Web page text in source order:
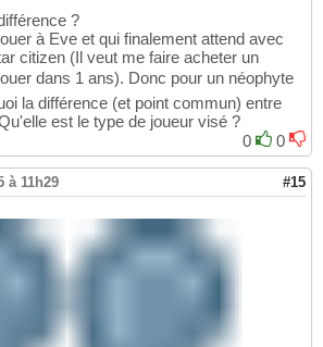
?
à Eve et qui finalement attend avec
citizen (Il veut me faire acheter un
dans 1 ans). Donc pour un néophyte
la différence (et point commun) entre
est le type de joueur visé ?
0
0
à 11h29 #15